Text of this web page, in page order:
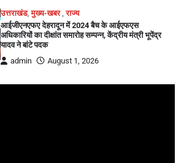
उत्तराखंड,मुख्य-खबर ,राज्य
आईजीएनएफए देहरादून में 2024 बैच के आईएफएस
अधिकारियों का दीक्षांत समारोह सम्पन्न, केंद्रीय मंत्री भूपेंद्र
यादव ने बांटे पदक
admin
August 1, 2026